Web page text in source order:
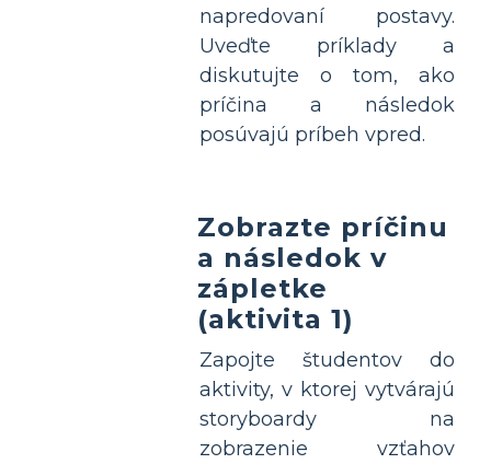
napredovaní postavy.
Uveďte príklady a
diskutujte o tom, ako
príčina a následok
posúvajú príbeh vpred.
Zobrazte príčinu
a následok v
zápletke
(aktivita 1)
Zapojte študentov do
aktivity, v ktorej vytvárajú
storyboardy na
zobrazenie vzťahov